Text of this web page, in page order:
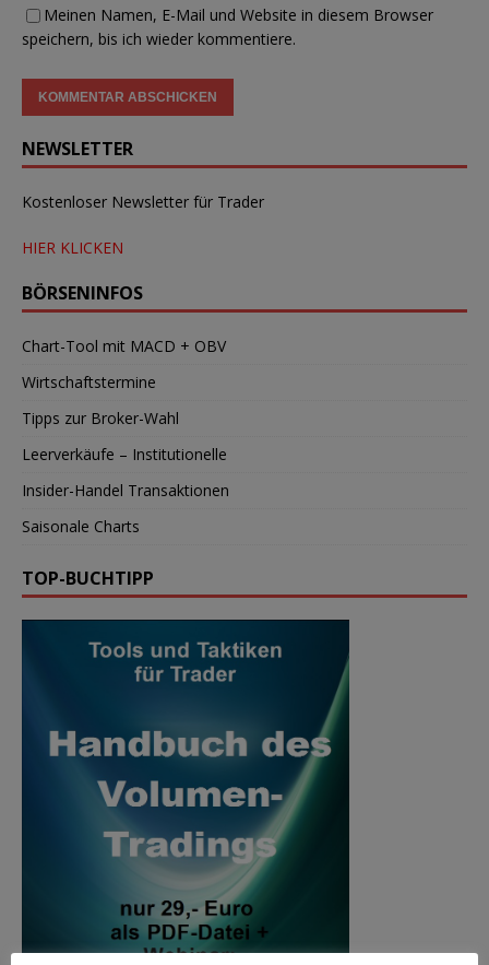
Meinen Namen, E-Mail und Website in diesem Browser
speichern, bis ich wieder kommentiere.
NEWSLETTER
Kostenloser Newsletter für Trader
HIER KLICKEN
BÖRSENINFOS
Chart-Tool mit MACD + OBV
Wirtschaftstermine
Tipps zur Broker-Wahl
Leerverkäufe – Institutionelle
Insider-Handel Transaktionen
Saisonale Charts
TOP-BUCHTIPP